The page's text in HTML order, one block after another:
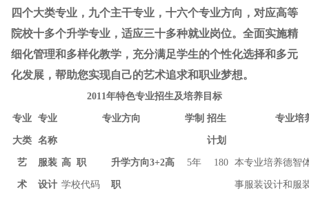
四个大类专业，九个主干专业，十六个专业方向，对应高等
院校十多个升学专业，适应三十多种就业岗位。全面实施精
细化管理和多样化教学，充分满足学生的个性化选择和多元
化发展，帮助您实现自己的艺术追求和职业梦想。
2011年特色专业招生及培养目标
专业
大类
专业
名称
专业方向 学制 招生
计划
专业培
艺
术
服装
设计
高 职
学校代码
升学方向3+2高
职
5年 180 本专业培养德智
事服装设计和服